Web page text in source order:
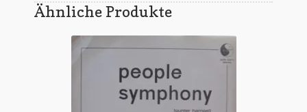
Ähnliche Produkte